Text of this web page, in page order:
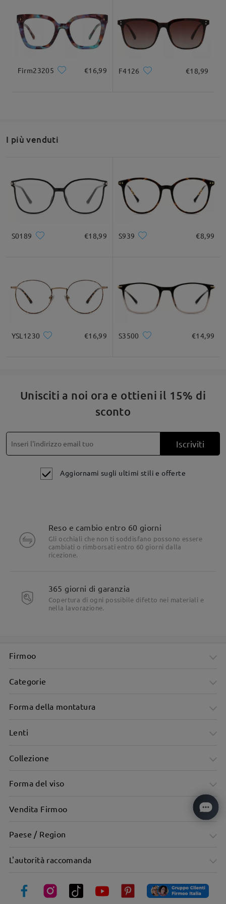
Larghezza totale
132mm/ 5.20pollici
Lunghezza del tempio
145mm/ 5.71pollici
53mm/ 2.09pollici
Raccomandazione su forma di viso
Quadrato Rotondo Cuore Diamante Ovale
Descrizione del prodotto
Firm23205 €16,99 F4126 €18,99
I più venduti
S0189 €18,99 S939 €8,99
YSL1230 €16,99 S3500 €14,99
Unisciti a noi ora e ottieni il 15% di
sconto
Iscriviti
Aggiornami sugli ultimi stili e offerte
Reso e cambio entro 60 giorni
Gli occhiali che non ti soddisfano possono essere
cambiati o rimborsati entro 60 giorni dalla
ricezione.
365 giorni di garanzia
Copertura di ogni possibile difetto nei materiali e
nella lavorazione.
Firmoo
Categorie
Forma della montatura
Lenti
Collezione
Forma del viso
Vendita Firmoo
Paese / Region
L'autorità raccomanda